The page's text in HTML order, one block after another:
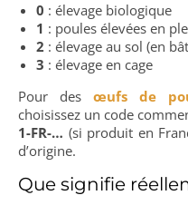
0 : élevage biologique
1 : poules élevées en
2 : élevage au sol (en
3 : élevage en cage
Pour des œufs de
choisissez un code
1-FR-… (si produit en
d’origine.
Que signifie